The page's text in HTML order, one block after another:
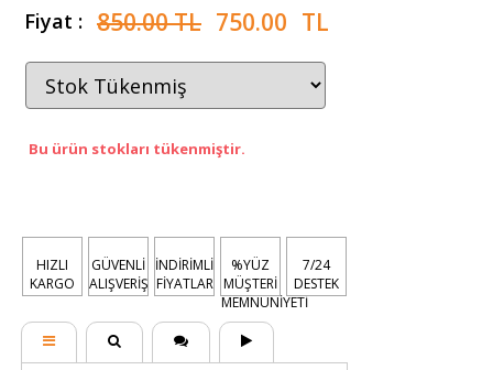
Fiyat : 850.00 TL 750.00 TL
Bu ürün stokları tükenmiştir.
HIZLI
KARGO
GÜVENLİ
ALIŞVERİŞ
İNDİRİMLİ
FİYATLAR
%YÜZ
MÜŞTERİ
MEMNUNİYETİ
7/24
DESTEK